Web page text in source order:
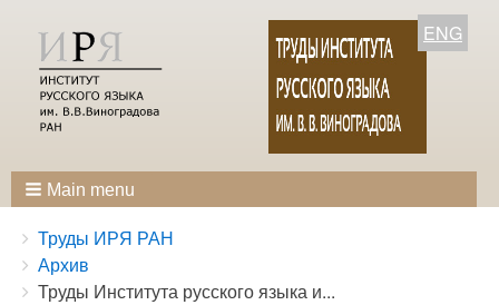
ENG
Main menu
Breadcrumbs
You
are
here:
Труды ИРЯ РАН
Архив
Труды Института русского языка и...